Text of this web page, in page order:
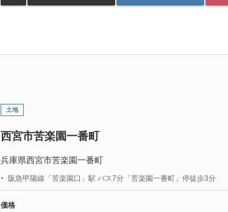
土地
西宮市苦楽園一番町
兵庫県西宮市苦楽園一番町
阪急甲陽線「苦楽園口」駅 バス7分「苦楽園一番町」停徒歩3分
価格